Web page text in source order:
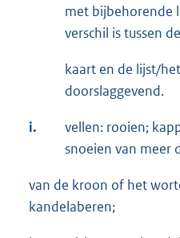
met bijbehorende
verschil is tussen de
kaart en de lijst/
doorslaggevend.
i.
vellen: rooien;
snoeien van meer
van de kroon of het
kandelaberen;